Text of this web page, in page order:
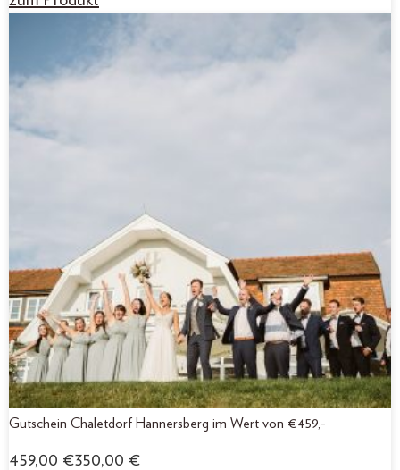
Gutschein Chaletdorf Hannersberg im Wert von €459,-
459,00 €350,00 €